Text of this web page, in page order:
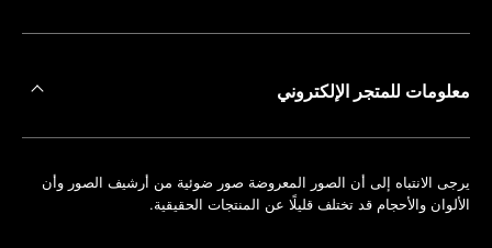
معلومات للمتجر الإلكتروني
يرجى الانتباه إلى أن الصور المعروضة صور ضوئية من أرشيف الصور وأن
الألوان والأحجام قد تختلف قليلًا عن المنتجات الحقيقية.